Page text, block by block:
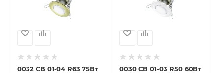
0032 СВ 01-04 R63 75Вт
0030 СВ 01-03 R50 60Вт